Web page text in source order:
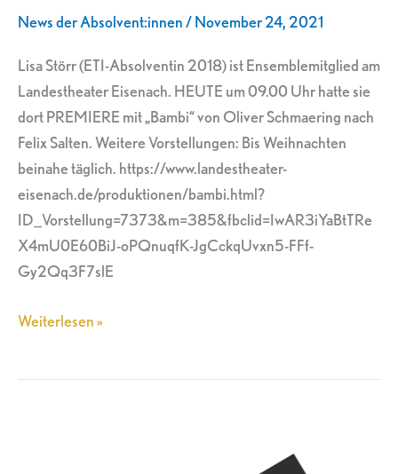
News der Absolvent:innen/November 24, 2021
Lisa Störr (ETI-Absolventin 2018) ist Ensemblemitglied am
Landestheater Eisenach. HEUTE um 09.00 Uhr hatte sie
dort PREMIERE mit „Bambi“ von Oliver Schmaering nach
Felix Salten. Weitere Vorstellungen: Bis Weihnachten
beinahe täglich. https://www.landestheater-
eisenach.de/produktionen/bambi.html?
ID_Vorstellung=7373&m=385&fbclid=IwAR3iYaBtTRe
X4mU0E60BiJ-oPQnuqfK-JgCckqUvxn5-FFf-
Gy2Qq3F7slE
Eisenach
Weiterlesen »